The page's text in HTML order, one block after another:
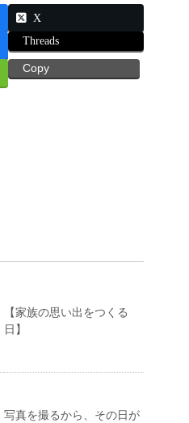
X
Threads
Copy
【家族の思い出をつくる
日】
写真を撮るから、その日が